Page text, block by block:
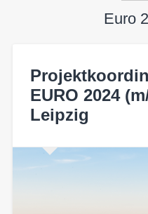
Euro
EURO 2024
Leipzig